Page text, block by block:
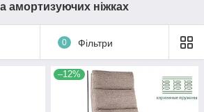
амортизуючих ніжках
0 Фільтри
–12%